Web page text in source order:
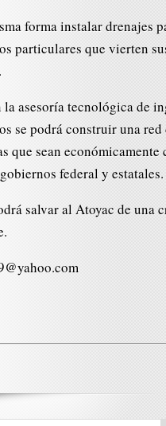
forma instalar drenajes
particulares que vierten
la asesoría tecnológica de
se podrá construir una red
que sean económicamente
federal y estatales.
salvar al Atoyac de una